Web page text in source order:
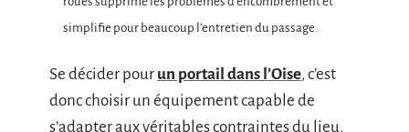
simplifie pour beaucoup l’entretien du passage.
Se décider pour un portail dans l’Oise, c’est
donc choisir un équipement capable de
s’adapter aux véritables contraintes du lieu,